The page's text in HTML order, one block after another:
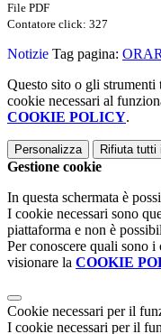
File PDF
Contatore click: 327
Notizie Tag pagina:
Questo sito o gli
cookie necessari al
COOKIE POLICY.
Personalizza Rifiuta tutti
Gestione cookie
In questa schermata è
I cookie necessari sono
piattaforma e non è
Per conoscere quali sono
visionare la COOKIE
Cookie necessari per il
I cookie necessari per il